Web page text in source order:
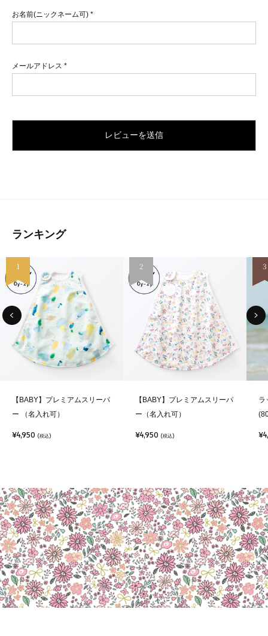
お名前(ニックネーム可) *
メールアドレス *
ランキング
1
【BABY】プレミアムスリーパ
ー （名入れ可）
¥4,950 (税込)
2
【BABY】プレミアムスリーパ
ー（名入れ可）
¥4,950 (税込)
3
ラ